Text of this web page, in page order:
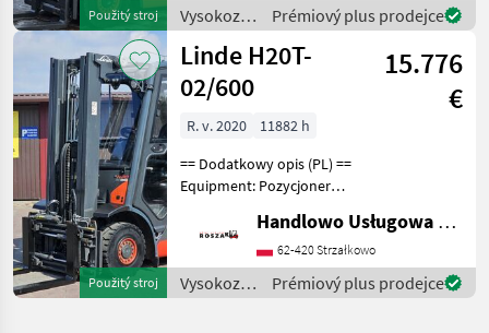
Použitý stroj
stožiara: Trojitý Vy
Vysokozdvižné
vozíky a
skladová
technika /
Linde
Prémiový plus prodejce
Použitý stroj
Linde H20T-
02/600
15.776
€
R. v. 2020
11882 h
== Dodatkowy opis (PL) ==
Equipment: Pozycjoner
Wolny skok wideł,
Ogrzewanie, Pełna kabina
Additional info: Stan:
Bardzo dobry, Możliwość U
Handlowo Usługowa Alanex Alan Roszak
62-420 Strzałkowo
Vysokozdvižné
vozíky a
Prémiový plus prodejce